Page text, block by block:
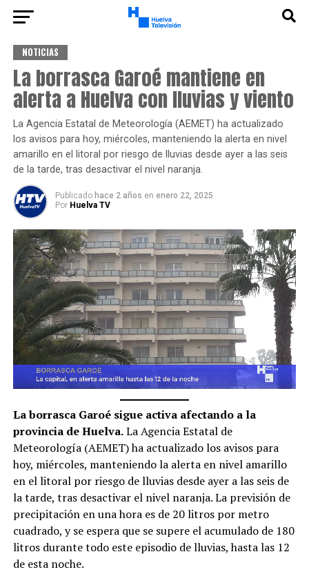
NOTICIAS
La borrasca Garoé mantiene en
alerta a Huelva con lluvias y viento
La Agencia Estatal de Meteorología (AEMET) ha actualizado
los avisos para hoy, miércoles, manteniendo la alerta en nivel
amarillo en el litoral por riesgo de lluvias desde ayer a las seis
de la tarde, tras desactivar el nivel naranja.
Publicado hace 2 años en enero 22, 2025
Por Huelva TV
La borrasca Garoé sigue activa afectando a la
provincia de Huelva.La Agencia Estatal de
Meteorología (AEMET) ha actualizado los avisos para
hoy, miércoles, manteniendo la alerta en nivel amarillo
en el litoral por riesgo de lluvias desde ayer a las seis de
la tarde, tras desactivar el nivel naranja. La previsión de
precipitación en una hora es de 20 litros por metro
cuadrado, y se espera que se supere el acumulado de 180
litros durante todo este episodio de lluvias, hasta las 12
de esta noche.